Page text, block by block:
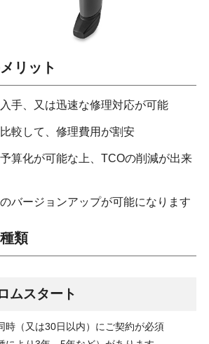
リット
手、又は迅速な修理対応が可能
較して、修理費用が割安
算化が可能な上、TCOの削減が出来
バージョンアップが可能になります
類
ムスタート
時（又は30日以内）にご契約が必須